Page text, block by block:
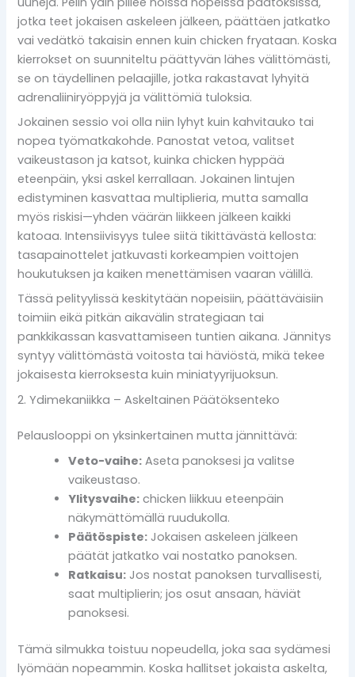
jotka teet jokaisen askeleen jälkeen, päättäen jatkatko
vai vedätkö takaisin ennen kuin chicken fryataan. Koska
kierrokset on suunniteltu päättyvän lähes välittömästi,
se on täydellinen pelaajille, jotka rakastavat lyhyitä
adrenaliiniryöppyjä ja välittömiä tuloksia.
Jokainen sessio voi olla niin lyhyt kuin kahvitauko tai
nopea työmatkakohde. Panostat vetoa, valitset
vaikeustason ja katsot, kuinka chicken hyppää
eteenpäin, yksi askel kerrallaan. Jokainen lintujen
edistyminen kasvattaa multiplieria, mutta samalla
myös riskisi—yhden väärän liikkeen jälkeen kaikki
katoaa. Intensiivisyys tulee siitä tikittävästä kellosta:
tasapainottelet jatkuvasti korkeampien voittojen
houkutuksen ja kaiken menettämisen vaaran välillä.
Tässä pelityylissä keskitytään nopeisiin, päättäväisiin
toimiin eikä pitkän aikavälin strategiaan tai
pankkikassan kasvattamiseen tuntien aikana. Jännitys
syntyy välittömästä voitosta tai häviöstä, mikä tekee
jokaisesta kierroksesta kuin miniatyyrijuoksun.
2. Ydimekaniikka – Askeltainen Päätöksenteko
Pelauslooppi on yksinkertainen mutta jännittävä:
Veto-vaihe: Aseta panoksesi ja valitse
vaikeustaso.
Ylitysvaihe: chicken liikkuu eteenpäin
näkymättömällä ruudukolla.
Päätöspiste: Jokaisen askeleen jälkeen
päätät jatkatko vai nostatko panoksen.
Ratkaisu: Jos nostat panoksen turvallisesti,
saat multiplierin; jos osut ansaan, häviät
panoksesi.
Tämä silmukka toistuu nopeudella, joka saa sydämesi
lyömään nopeammin. Koska hallitset jokaista askelta,